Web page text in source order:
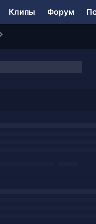
Клипы Форум